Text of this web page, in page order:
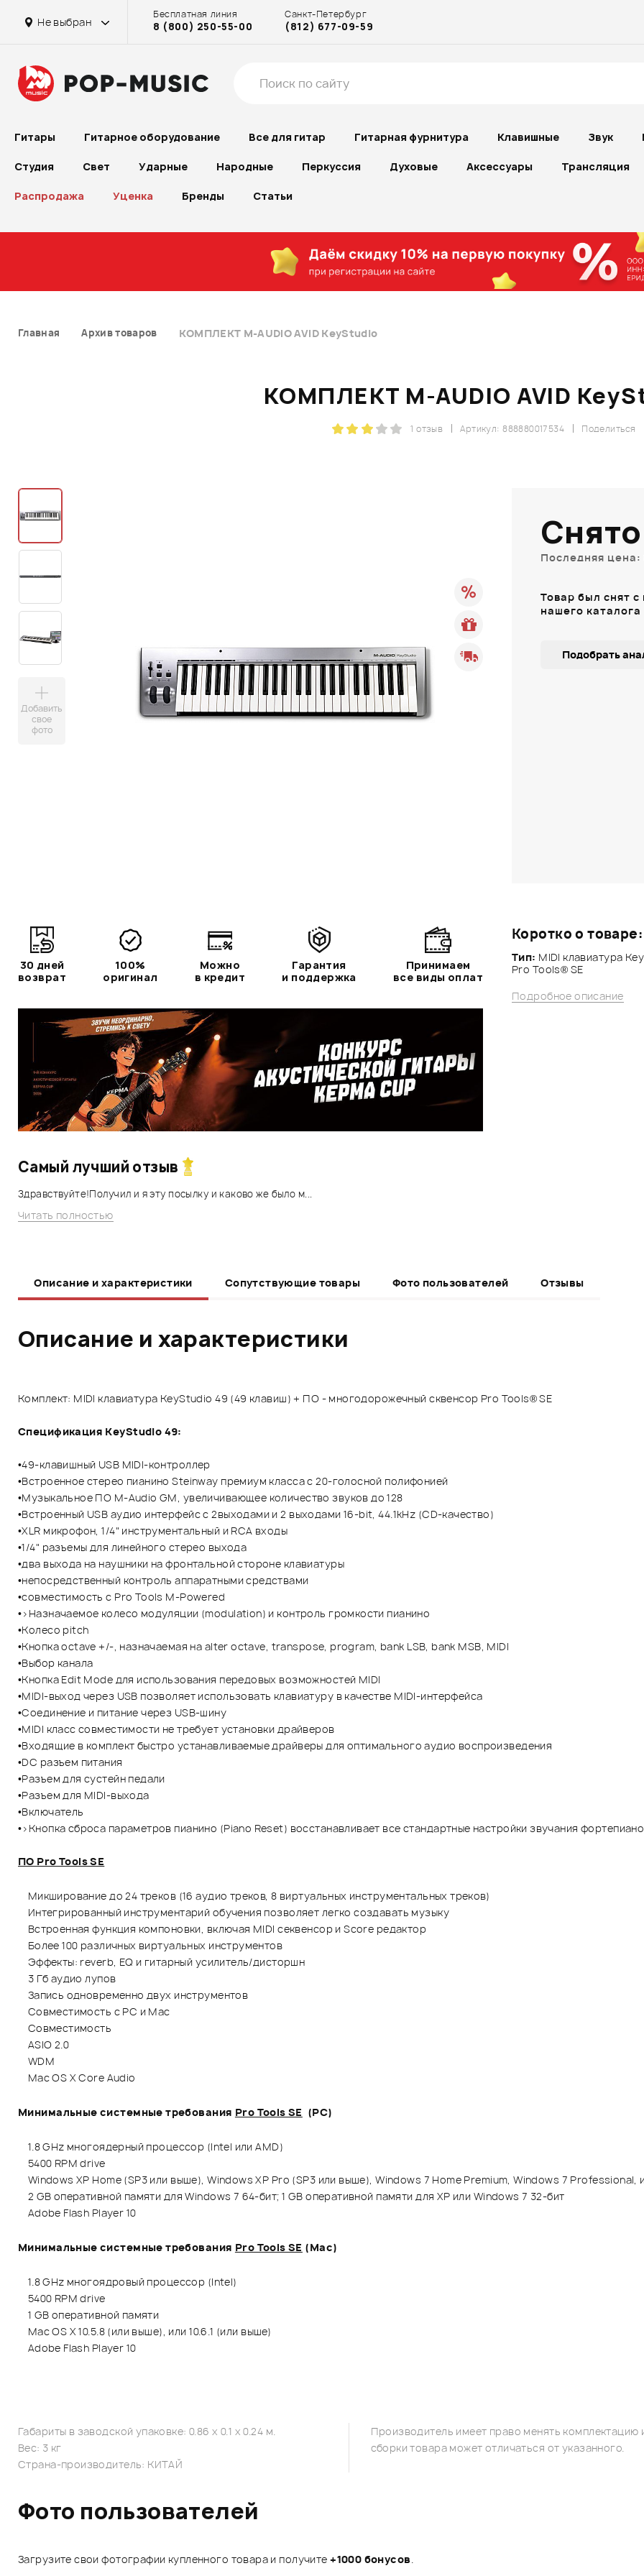
Не выбран
Бесплатная линия
8 (800) 250-55-00
Санкт-Петербург
(812) 677-09-59
Гитары Гитарное оборудование Все для гитар Гитарная фурнитура Клавишные Звук
Студия Свет Ударные Народные Перкуссия Духовые Аксессуары Трансляция
Распродажа Уценка Бренды Статьи
Главная Архив товаров КОМПЛЕКТ M-AUDIO AVID KeyStudio
КОМПЛЕКТ M-AUDIO AVID
Поделиться
Артикул: 888880017534
1 отзыв
Добавить
свое
фото
Коротко о товаре:
Тип: MIDI клавиатура
Pro Tools® SE
Подробное описание
Последняя цена:
Товар был снят
нашего каталога
Подобрать
30 дней
возврат
100%
оригинал
Можно
в кредит
Гарантия
и поддержка
Принимаем
все виды оплат
Самый лучший отзыв
Здравствуйте!Получил и я эту посылку и каково же было м...
Читать полностью
Описание и характеристики Сопутствующие товары Фото пользователей Отзывы
Описание и характеристики
Комплект: MIDI клавиатура KeyStudio 49 (49 клавиш) + ПО - многодорожечный сквенсор Pro Tools® SE
Спецификация KeyStudio 49:
•49-клавишный USB MIDI-контроллер
•Встроенное стерео пианино Steinway премиум класса с 20-голосной полифонией
•Музыкальное ПО M-Audio GM, увеличивающее количество звуков до 128
•Встроенный USB аудио интерфейс с 2выходами и 2 выходами 16-bit, 44.1kHz (CD-качество)
•XLR микрофон, 1/4" инструментальный и RCA входы
•1/4" разъемы для линейного стерео выхода
•два выхода на наушники на фронтальной стороне клавиатуры
•непосредственный контроль аппаратными средствами
•совместимость с Pro Tools M-Powered
•>Назначаемое колесо модуляции (modulation) и контроль громкости пианино
•Колесо pitch
•Кнопка octave +/-, назначаемая на alter octave, transpose, program, bank LSB, bank MSB, MIDI
•Выбор канала
•Кнопка Edit Mode для использования передовых возможностей MIDI
•MIDI-выход через USB позволяет использовать клавиатуру в качестве MIDI-интерфейса
•Соединение и питание через USB-шину
•MIDI класс совместимости не требует установки драйверов
•Входящие в комплект быстро устанавливаемые драйверы для оптимального аудио воспроизведения
•DC разъем питания
•Разъем для сустейн педали
•Разъем для MIDI-выхода
•Включатель
•>Кнопка сброса параметров пианино (Piano Reset) восстанавливает все стандартные настройки звучания фортепиано
ПО Pro Tools SE
Микширование до 24 треков (16 аудио треков, 8 виртуальных инструментальных треков)
Интегрированный инструментарий обучения позволяет легко создавать музыку
Встроенная функция компоновки, включая MIDI секвенсор и Score редактор
Более 100 различных виртуальных инструментов
Эффекты: reverb, EQ и гитарный усилитель/дисторшн
3 Гб аудио лупов
Запись одновременно двух инструментов
Совместимость с PC и Mac
Совместимость
ASIO 2.0
WDM
Mac OS X Core Audio
Минимальные системные требования Pro Tools SE (PC)
1.8 GHz многоядерный процессор (Intel или AMD)
5400 RPM drive
Windows XP Home (SP3 или выше), Windows XP Pro (SP3 или выше), Windows 7 Home Premium, Windows 7 Professional,
2 GB оперативной памяти для Windows 7 64-бит; 1 GB оперативной памяти для XP или Windows 7 32-бит
Adobe Flash Player 10
Минимальные системные требования Pro Tools SE (Mac)
1.8 GHz многоядровый процессор (Intel)
5400 RPM drive
1 GB оперативной памяти
Mac OS X 10.5.8 (или выше), или 10.6.1 (или выше)
Adobe Flash Player 10
Габариты в заводской упаковке: 0.86 x 0.1 x 0.24 м.
Вес: 3 кг
Страна-производитель: КИТАЙ
Производитель имеет право менять
сборки товара может отличаться от указанного.
Фото пользователей
Загрузите свои фотографии купленного товара и получите+1000 бонусов.